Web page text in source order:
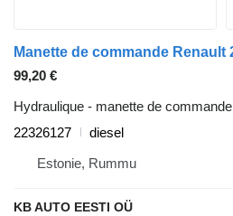
99,20 €
Hydraulique - manette de commande
22326127
diesel
Estonie, Rummu
KB AUTO EESTI OÜ